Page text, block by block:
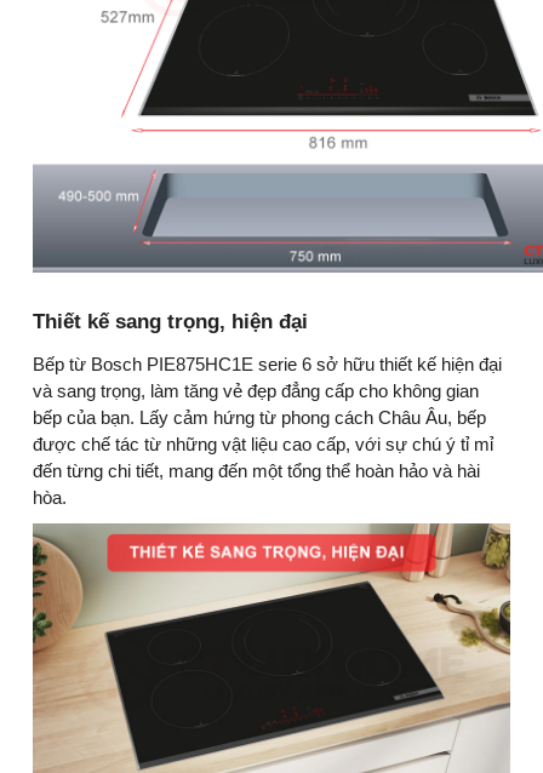
Thiết kế sang trọng, hiện đại
Bếp từ Bosch PIE875HC1E serie 6 sở hữu thiết kế hiện đại
và sang trọng, làm tăng vẻ đẹp đẳng cấp cho không gian
bếp của bạn. Lấy cảm hứng từ phong cách Châu Âu, bếp
được chế tác từ những vật liệu cao cấp, với sự chú ý tỉ mỉ
đến từng chi tiết, mang đến một tổng thể hoàn hảo và hài
hòa.